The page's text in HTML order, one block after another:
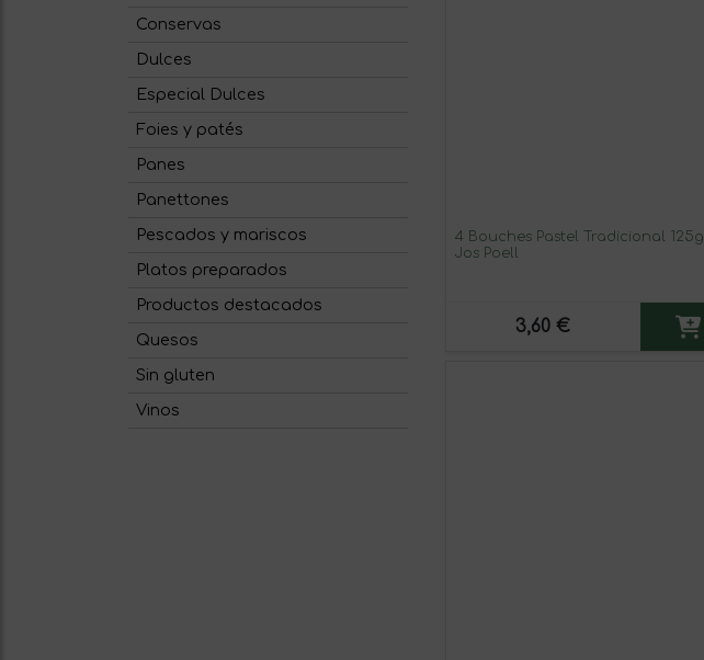
Conservas
Dulces
Especial Dulces
Foies y patés
Panes
Panettones
Pescados y mariscos
Platos preparados
Productos destacados
Quesos
Sin gluten
Vinos
4 Bouches Pastel Tradicional 125g
Jos Poell
3,60 €